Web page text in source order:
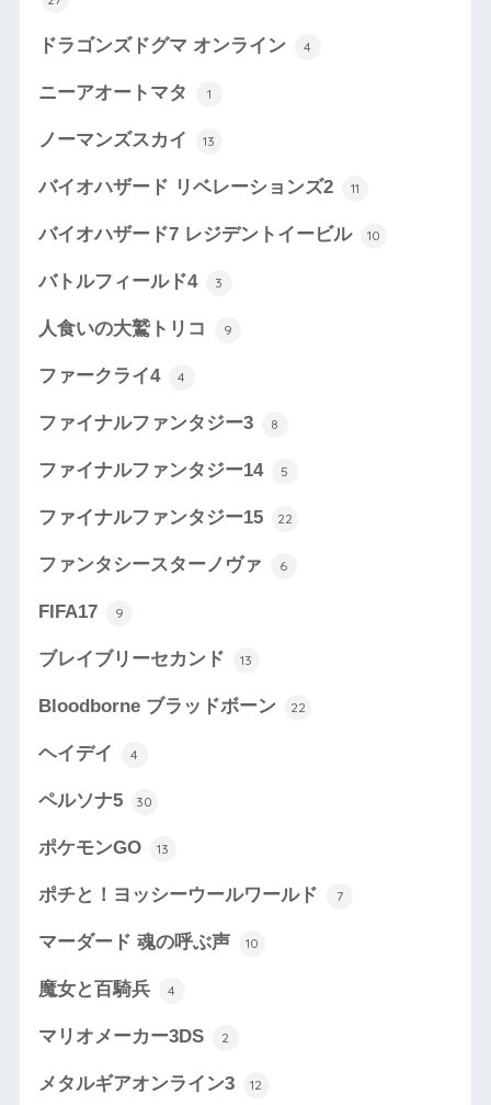
ドラゴンズドグマ オンライン 4
ニーアオートマタ 1
ノーマンズスカイ 13
バイオハザード リベレーションズ2 11
バイオハザード7 レジデントイービル 10
バトルフィールド4 3
人食いの大鷲トリコ 9
ファークライ4 4
ファイナルファンタジー3 8
ファイナルファンタジー14 5
ファイナルファンタジー15 22
ファンタシースターノヴァ 6
FIFA17 9
ブレイブリーセカンド 13
Bloodborne ブラッドボーン 22
ヘイデイ 4
ペルソナ5 30
ポケモンGO 13
ポチと！ヨッシーウールワールド 7
マーダード 魂の呼ぶ声 10
魔女と百騎兵 4
マリオメーカー3DS 2
メタルギアオンライン3 12